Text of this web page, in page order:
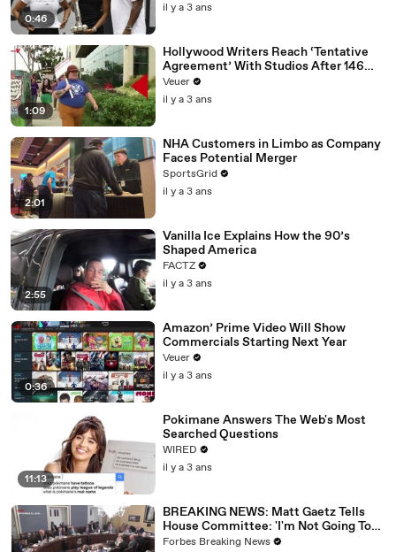
0:46
il y a 3 ans
1:09
Hollywood Writers Reach ‘Tentative
Agreement’ With Studios After 146
Day Strike
Veuer
il y a 3 ans
2:01
NHA Customers in Limbo as Company
Faces Potential Merger
SportsGrid
il y a 3 ans
2:55
Vanilla Ice Explains How the 90’s
Shaped America
FACTZ
il y a 3 ans
0:36
Amazon’ Prime Video Will Show
Commercials Starting Next Year
Veuer
il y a 3 ans
11:13
Pokimane Answers The Web's Most
Searched Questions
WIRED
il y a 3 ans
BREAKING NEWS: Matt Gaetz Tells
House Committee: 'I'm Not Going To
Vote For A Continuing Resolution'
Forbes Breaking News